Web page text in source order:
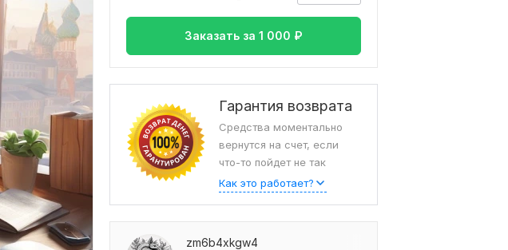
Заказать за 1 000 ₽
Гарантия возврата
Средства моментально
вернутся на счет, если
что-то пойдет не так
Как это работает?
zm6b4xkgw4